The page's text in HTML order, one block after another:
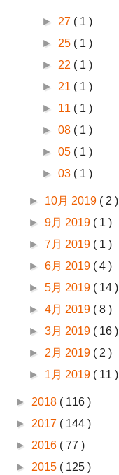
► 27 ( 1 )
► 25 ( 1 )
► 22 ( 1 )
► 21 ( 1 )
► 11 ( 1 )
►08 ( 1 )
►05 ( 1 )
►03 ( 1 )
► 10月 2019 ( 2 )
►9月 2019 ( 1 )
►7月 2019 ( 1 )
►6月 2019 ( 4 )
►5月 2019 ( 14 )
►4月 2019 ( 8 )
►3月 2019 ( 16 )
► 2月 2019 ( 2 )
► 1月 2019 ( 11 )
► 2018 ( 116 )
► 2017 ( 144 )
► 2016 ( 77 )
► 2015 ( 125 )